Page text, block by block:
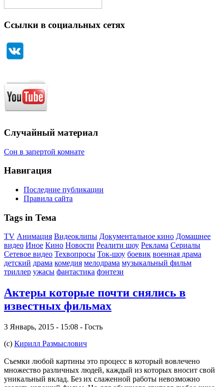
Ссылки в социальных сетях
Случайный материал
Сон в запертой комнате
Навигация
Последние публикации
Правила сайта
Tags in Тема
TV Анимация Видеоклипы Документальное кино Домашнее
видео Иное Кино Новости Реалити шоу Реклама Сериалы
Сетевое видео Техвопросы Ток-шоу боевик военная драма
детский драма комедия мелодрама музыкальный фильм
триллер ужасы фантастика фэнтези
Актеры которые почти снялись в
известных фильмах
3 Январь, 2015 - 15:08 - Гость
(с) Кирилл Размыслович
Съемки любой картины это процесс в который вовлечено
множество различных людей, каждый из которых вносит свой
уникальный вклад. Без их слаженной работы невозможно